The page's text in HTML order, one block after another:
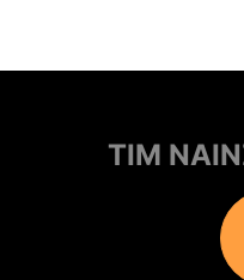
TIM